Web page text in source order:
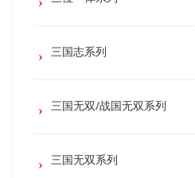
三国志系列
三国无双/战国无双系列
三国无双系列